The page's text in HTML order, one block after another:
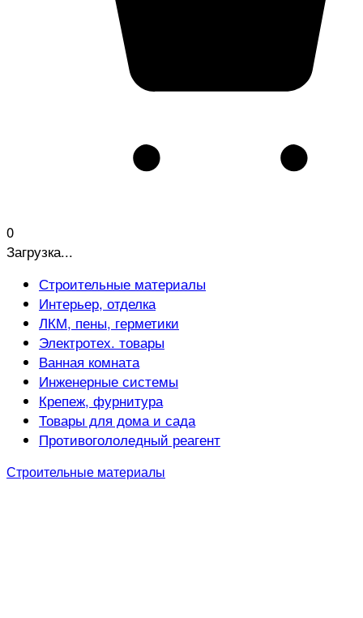
0
Загрузка...
Строительные материалы
Интерьер, отделка
ЛКМ, пены, герметики
Электротех. товары
Ванная комната
Инженерные системы
Крепеж, фурнитура
Товары для дома и сада
Противогололедный реагент
Строительные материалы